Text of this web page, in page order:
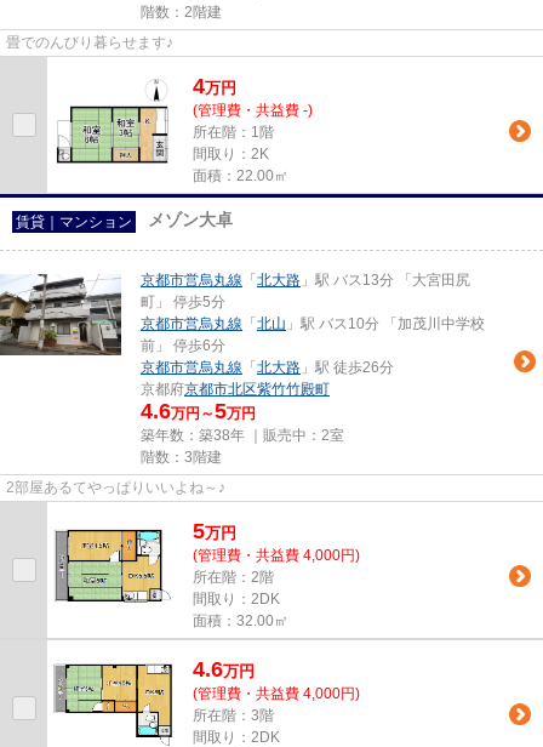
階数：2階建
畳でのんびり暮らせます♪
4万円
(管理費・共益費 -)
所在階：1階
間取り：2K
面積：22.00㎡
賃貸｜マンション メゾン大卓
京都市営烏丸線 「 北大路 」駅 バス13分 「大宮田尻
町」 停歩5分
京都市営烏丸線 「 北山 」駅 バス10分 「加茂川中学校
前」 停歩6分
京都市営烏丸線 「 北大路 」駅 徒歩26分
京都府京都市北区紫竹竹殿町
4.6万円～5万円
築年数：築38年 ｜販売中： 2室
階数：3階建
2部屋あるてやっぱりいいよね～♪
5万円
(管理費・共益費 4,000円)
所在階：2階
間取り：2DK
面積：32.00㎡
4.6万円
(管理費・共益費 4,000円)
所在階：3階
間取り：2DK